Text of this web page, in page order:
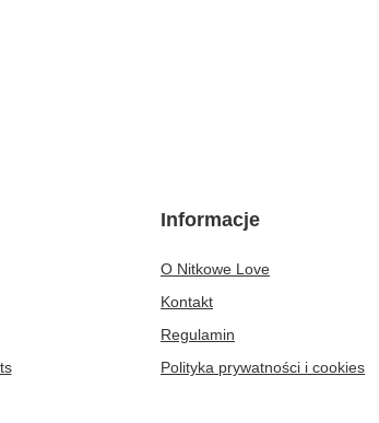
Informacje
O Nitkowe Love
Kontakt
Regulamin
Polityka prywatności i cookies